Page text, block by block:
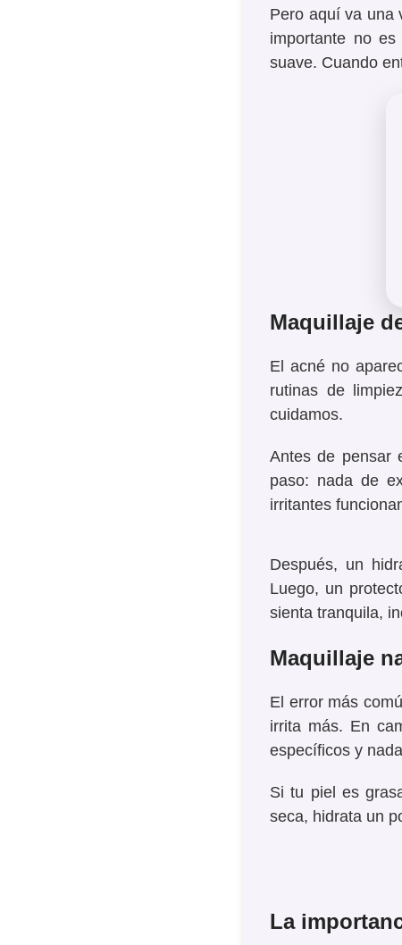
Pero aquí va una
importante no
suave. Cuando
Maquillaje
El acné no
rutinas de
cuidamos.
Antes de pensar
paso: nada de
irritantes
Después, un
Luego, un
sienta tranquila,
Maquillaje
El error más
irrita más. En
específicos y
Si tu piel es
seca, hidrata un
La